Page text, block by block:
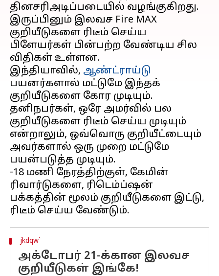
தினசரிஅடிப்படையில் வழங்குகிறது.
இருப்பினும் இலவச Fire MAX
குறியீடுகளை ரிடீம் செய்ய
பிளேயர்கள் பின்பற்ற வேண்டிய சில
விதிகள் உள்ளன.
இந்தியாவில், ஆண்ட்ராய்டு
பயனர்களால் மட்டுமே இந்தக்
குறியீடுகளை கோர முடியும்.
தனிநபர்கள், ஒரே அமர்வில் பல
குறியீடுகளை ரிடீம் செய்ய முடியும்
என்றாலும், ஒவ்வொரு குறியீட்டையும்
அவர்களால் ஒரு முறை மட்டுமே
பயன்படுத்த முடியும்.
-18 மணி நேரத்திற்குள், கேமின்
ரிவார்டுகளை, ரிடெம்ப்ஷன்
பக்கத்தின் மூலம் குறியீடுகளை இட்டு,
jkdqw`
அக்டோபர் 21-க்கான இலவச
குறியீடுகள் இங்கே!